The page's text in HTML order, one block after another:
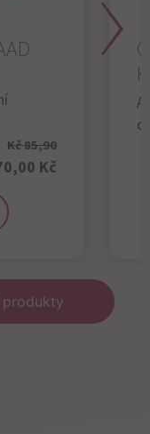
Kč 85,90
Kč
produkty